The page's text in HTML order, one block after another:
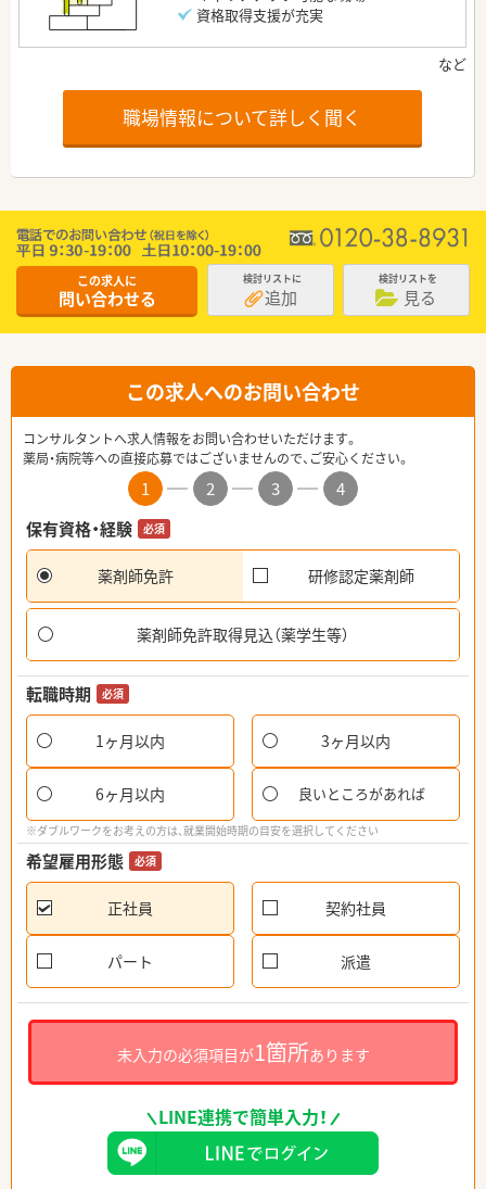
資格取得支援が充実
職場情報について詳しく聞く
この求人に
問い合わせる
検討リストに
追加
検討リストを
見る
この求人へのお問い合わせ
コンサルタントへ求人情報をお問い合わせいただけます。
薬局・病院等への直接応募ではございませんので、ご安心ください。
1 2 3
4
保有資格・経験
必須
薬剤師免許 研修認定薬剤師
薬剤師免許取得見込（薬学生等）
転職時期 必須
1ヶ月以内 3ヶ月以内
6ヶ月以内 良いところがあれば
※ダブルワークをお考えの方は、就業開始時期の目安を選択してください
希望雇用形態 必須
正社員 契約社員
パート 派遣
未入力の必須項目が1箇所あります
LINE連携で簡単入力！